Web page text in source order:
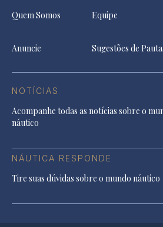
Quem Somos Equipe
Anuncie
Sugestões de
NOTÍCIAS
Acompanhe todas as notícias sobre o
náutico
NÁUTICA RESPONDE
Tire suas dúvidas sobre o mundo náutico